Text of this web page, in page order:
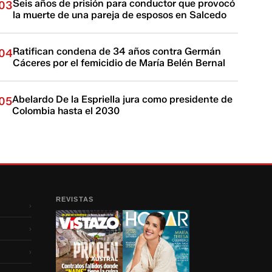
Seis años de prisión para conductor que provocó
la muerte de una pareja de esposos en Salcedo
Ratifican condena de 34 años contra Germán
Cáceres por el femicidio de María Belén Bernal
Abelardo De la Espriella jura como presidente de
Colombia hasta el 2030
›
›
›
REVISTAS